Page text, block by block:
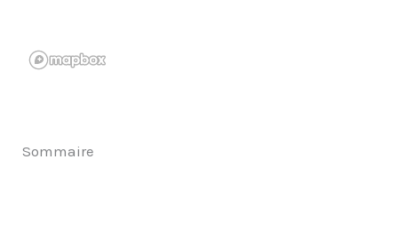
Sommaire